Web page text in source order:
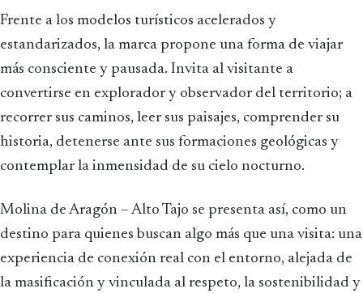
Frente a los modelos turísticos acelerados y
estandarizados, la marca propone una forma de viajar
más consciente y pausada. Invita al visitante a
convertirse en explorador y observador del territorio; a
recorrer sus caminos, leer sus paisajes, comprender su
historia, detenerse ante sus formaciones geológicas y
contemplar la inmensidad de su cielo nocturno.
Molina de Aragón – Alto Tajo se presenta así, como un
destino para quienes buscan algo más que una visita: una
experiencia de conexión real con el entorno, alejada de
la masificación y vinculada al respeto, la sostenibilidad y